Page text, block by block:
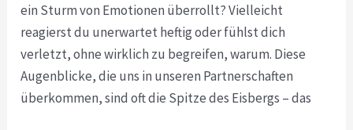
ein Sturm von Emotionen überrollt? Vielleicht
reagierst du unerwartet heftig oder fühlst dich
verletzt, ohne wirklich zu begreifen, warum. Diese
Augenblicke, die uns in unseren Partnerschaften
überkommen, sind oft die Spitze des Eisbergs – das